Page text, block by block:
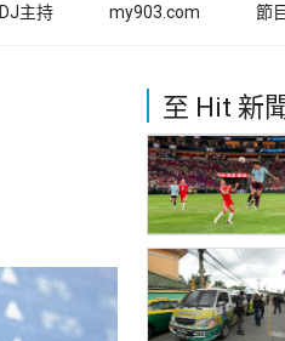
DJ主持 my903.com 節
至 Hit 新